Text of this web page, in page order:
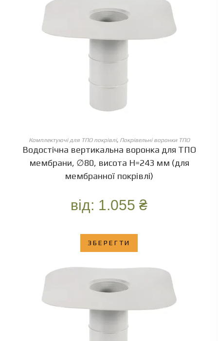
ОБЕРІТЬ ОПЦІЇ
Комплектуючі для ТПО покрівлі, Покрівельні воронки ТПО
Водостічна вертикальна воронка для ТПО
мембрани, ∅80, висота Н=243 мм (для
мембранної покрівлі)
від: 1.055 ₴
ЗБЕРЕГТИ